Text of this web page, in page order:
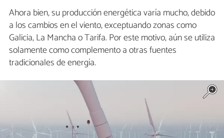
Ahora bien, su producción energética varía mucho, debido
a los cambios en el viento, exceptuando zonas como
Galicia, La Mancha o Tarifa. Por este motivo, aún se utiliza
solamente como complemento a otras fuentes
tradicionales de energía.